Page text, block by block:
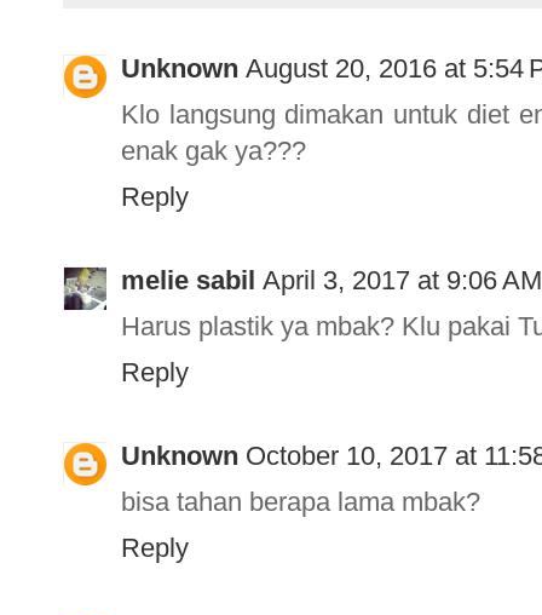
Unknown August 20, 2016 at 5:54
Klo langsung dimakan untuk diet
enak gak ya???
Reply
melie sabil April 3, 2017 at 9:06 AM
Harus plastik ya mbak? Klu pakai
Reply
Unknown October 10, 2017 at
bisa tahan berapa lama mbak?
Reply